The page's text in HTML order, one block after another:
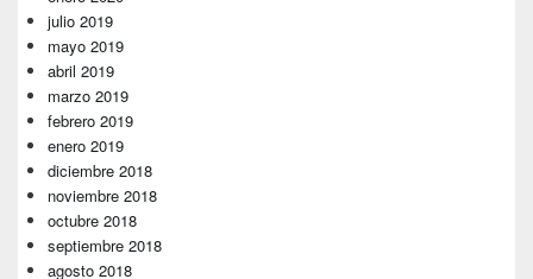
julio 2019
mayo 2019
abril 2019
marzo 2019
febrero 2019
enero 2019
diciembre 2018
noviembre 2018
octubre 2018
septiembre 2018
agosto 2018